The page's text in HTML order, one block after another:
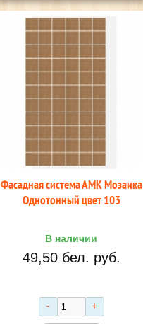
Фасадная система АМК Мозаика
Однотонный цвет 103
В наличии
49,50 бел. руб.